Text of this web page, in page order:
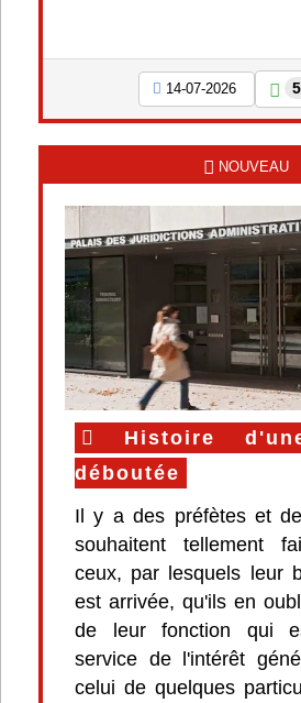
14-07-2026
NOUVEAU
Histoire
déboutée
Il y a des préfètes et
souhaitent tellement
ceux, par lesquels leur
est arrivée, qu'ils en
de leur fonction qui
service de l'intérêt
celui de quelques